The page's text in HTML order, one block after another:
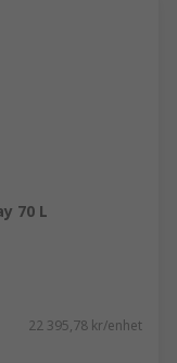
70 L
22 395,78 kr/enhet